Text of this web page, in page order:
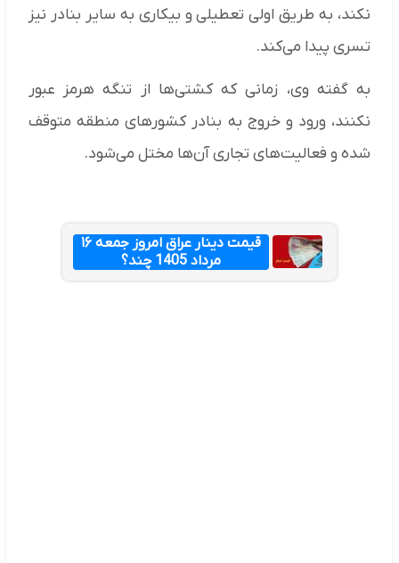
نکند، به طریق اولی تعطیلی و بیکاری به سایر بنادر نیز
تسری پیدا می‌کند.
به گفته وی، زمانی که کشتی‌ها از تنگه هرمز عبور
نکنند، ورود و خروج به بنادر کشورهای منطقه متوقف
شده و فعالیت‌های تجاری آن‌ها مختل می‌شود.
قیمت دینار عراق امروز جمعه ۱۶
مرداد 1405 چند؟